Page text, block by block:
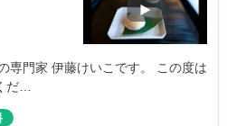
専門家 伊藤けいこです。 この度は
だ…